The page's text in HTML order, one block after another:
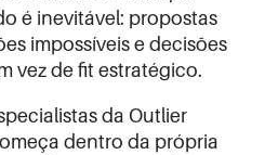
é inevitável: propostas
impossíveis e decisões
vez de fit estratégico.
da Outlier
dentro da própria